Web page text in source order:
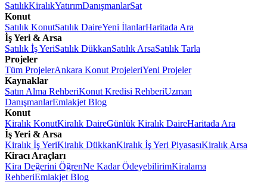
SatılıkKiralıkYatırımDanışmanlarSat
Konut
Satılık KonutSatılık DaireYeni İlanlarHaritada Ara
İş Yeri & Arsa
Satılık İş YeriSatılık DükkanSatılık ArsaSatılık Tarla
Projeler
Tüm ProjelerAnkara Konut ProjeleriYeni Projeler
Kaynaklar
Satın Alma RehberiKonut Kredisi RehberiUzman
DanışmanlarEmlakjet Blog
Konut
Kiralık KonutKiralık DaireGünlük Kiralık DaireHaritada Ara
İş Yeri & Arsa
Kiralık İş YeriKiralık DükkanKiralık İş Yeri PiyasasıKiralık Arsa
Kiracı Araçları
Kira Değerini ÖğrenNe Kadar ÖdeyebilirimKiralama
RehberiEmlakjet Blog